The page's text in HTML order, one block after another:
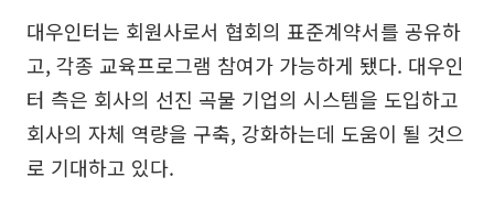
대우인터는 회원사로서 협회의 표준계약서를 공유하
고, 각종 교육프로그램 참여가 가능하게 됐다. 대우인
터 측은 회사의 선진 곡물 기업의 시스템을 도입하고
회사의 자체 역량을 구축, 강화하는데 도움이 될 것으
로 기대하고 있다.